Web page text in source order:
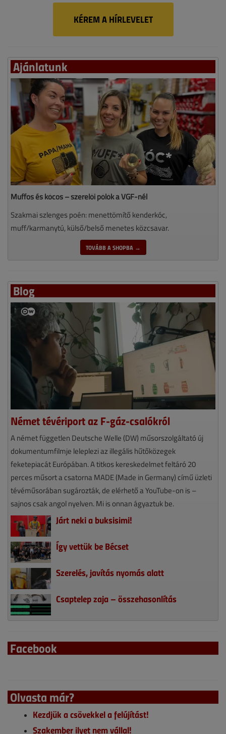
KÉREM A HÍRLEVELET
Ajánlatunk
Muffos és kócos – szerelői pólók a VGF-nél
Szakmai szlenges poén: menettömítő kenderkóc,
muff/karmanytú, külső/belső menetes közcsavar.
TOVÁBB A SHOPBA →
Blog
Német tévériport az F-gáz-csalókról
A német független Deutsche Welle (DW) műsorszolgáltató új
dokumentumfilmje leleplezi az illegális hűtőközegek
feketepiacát Európában. A titkos kereskedelmet feltáró 20
perces műsort a csatorna MADE (Made in Germany) című üzleti
tévéműsorában sugározták, de elérhető a YouTube-on is –
sajnos csak angol nyelven. Mi is onnan ágyaztuk be.
Járt neki a buksisimi!
Így vettük be Bécset
Szerelés, javítás nyomás alatt
Csaptelep zaja – összehasonlítás
Facebook
Olvasta már?
Kezdjük a csövekkel a felújítást!
Szakember ilyet nem vállal!